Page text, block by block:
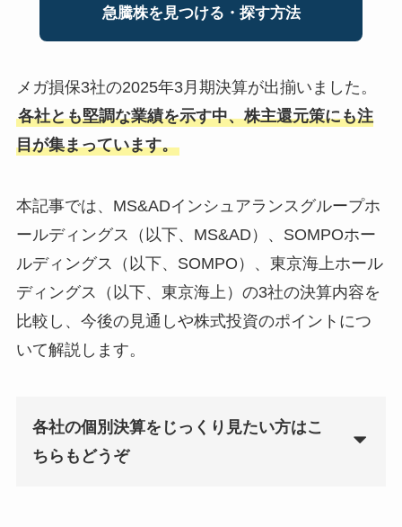
急騰株を見つける・探す方法
メガ損保3社の2025年3月期決算が出揃いました。
各社とも堅調な業績を示す中、株主還元策にも注
目が集まっています。
本記事では、MS&ADインシュアランスグループホ
ールディングス（以下、MS&AD）、SOMPOホー
ルディングス（以下、SOMPO）、東京海上ホール
ディングス（以下、東京海上）の3社の決算内容を
比較し、今後の見通しや株式投資のポイントにつ
いて解説します。
各社の個別決算をじっくり見たい方はこ
ちらもどうぞ